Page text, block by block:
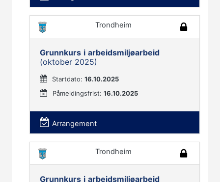
Trondheim
Grunnkurs i arbeidsmiljøarbeid
(oktober 2025)
Startdato:16.10.2025
Påmeldingsfrist:16.10.2025
Arrangement
Trondheim
Grunnkurs i arbeidsmiljøarbeid